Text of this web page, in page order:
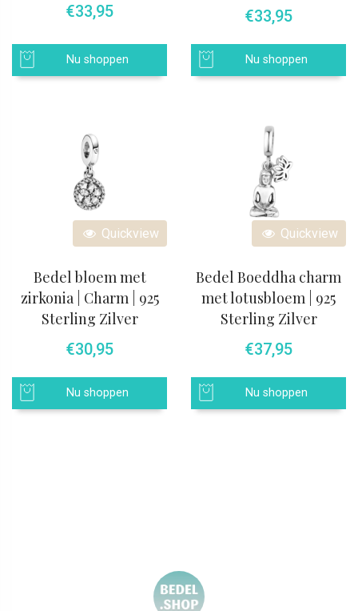
€33,95
Nu shoppen
€33,95
Nu shoppen
Quickview
Bedel bloem met
zirkonia | Charm | 925
Sterling Zilver
€30,95
Nu shoppen
Quickview
Bedel Boeddha charm
met lotusbloem | 925
Sterling Zilver
€37,95
Nu shoppen